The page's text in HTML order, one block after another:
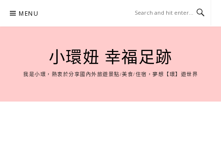
content
MENU
小環妞 幸福足跡
我是小環，熱衷於分享國內外旅遊景點/美食/住宿，夢想【環】遊世界